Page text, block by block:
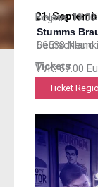
Stumms
66538
Deutschland
21.
Beginn:
Einlass:
Tickets
VVK: 67.00
Ticket